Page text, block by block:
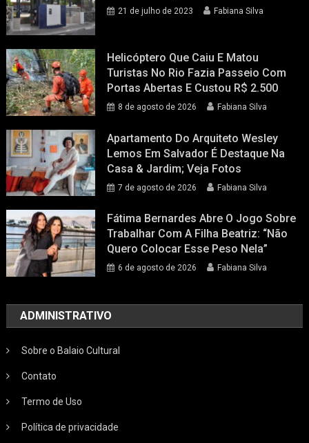
21 de julho de 2023 Fabiana Silva
Helicóptero Que Caiu E Matou
Turistas No Rio Fazia Passeio Com
Portas Abertas E Custou R$ 2.500
8 de agosto de 2026 Fabiana Silva
Apartamento Do Arquiteto Wesley
Lemos Em Salvador É Destaque Na
Casa & Jardim; Veja Fotos
7 de agosto de 2026 Fabiana Silva
Fátima Bernardes Abre O Jogo Sobre
Trabalhar Com A Filha Beatriz: “Não
Quero Colocar Esse Peso Nela”
6 de agosto de 2026 Fabiana Silva
ADMINISTRATIVO
Sobre o Balaio Cultural
Contato
Termo de Uso
Política de privacidade